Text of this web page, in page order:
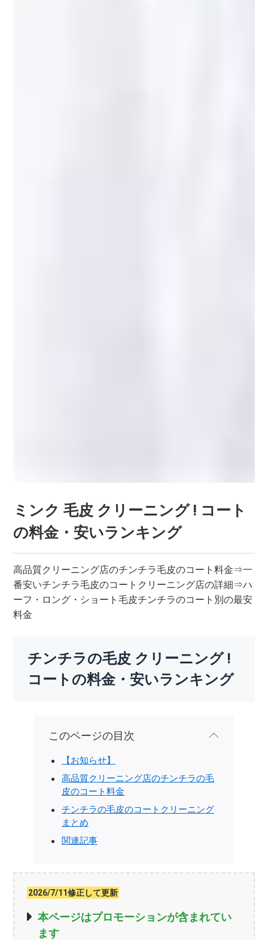
ミンク 毛皮 クリーニング ! コート
の料金・安いランキング
高品質クリーニング店のチンチラ毛皮のコート料金⇒一
番安いチンチラ毛皮のコートクリーニング店の詳細⇒ハ
ーフ・ロング・ショート毛皮チンチラのコート別の最安
料金
チンチラの毛皮 クリーニング !
コートの料金・安いランキング
このページの目次
【お知らせ】
高品質クリーニング店のチンチラの毛
皮のコート料金
チンチラの毛皮のコートクリーニング
まとめ
関連記事
2026/7/11修正して更新
本ページはプロモーションが含まれてい
ます